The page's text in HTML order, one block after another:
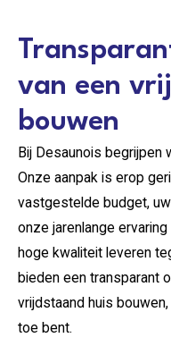
van een
bouwen
Bij Desaunois begrijpen
Onze aanpak is erop
vastgestelde budget,
onze jarenlange
hoge kwaliteit leveren
bieden een transparant
vrijdstaand huis
toe bent.